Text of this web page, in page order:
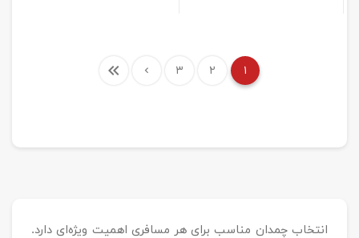
۱ ۲ ۳
انتخاب چمدان مناسب برای هر مسافری اهمیت ویژه‌ای دارد.